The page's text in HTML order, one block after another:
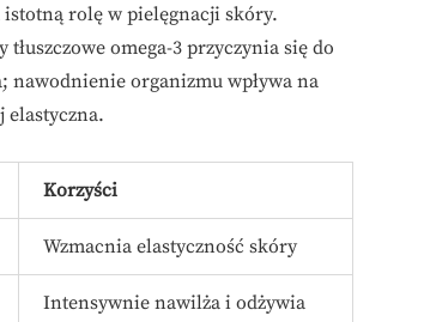
rolę w pielęgnacji skóry.
omega-3 przyczynia się do
nawodnienie organizmu wpływa na
elastyczna.
Korzyści
Wzmacnia elastyczność skóry
Intensywnie nawilża i odżywia